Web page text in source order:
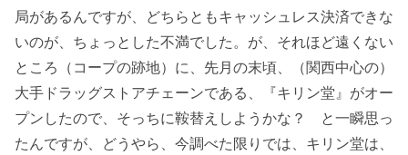
局があるんですが、どちらともキャッシュレス決済できな
いのが、ちょっとした不満でした。が、それほど遠くない
ところ（コープの跡地）に、先月の末頃、（関西中心の）
大手ドラッグストアチェーンである、『キリン堂』がオー
プンしたので、そっちに鞍替えしようかな？ と一瞬思っ
たんですが、どうやら、今調べた限りでは、キリン堂は、